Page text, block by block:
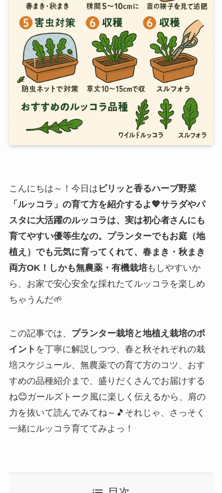
こんにちは～！今日は ピリッと香るハーブ野菜
「ルッコラ」の育て方を紹介するよ💖サラダやパ
スタに大活躍のルッコラは、実は初心者さんにも
育てやすい優等生なの。プランターでもお庭（地
植え）でも元気に育ってくれて、春まき・秋まき
両方OK！しかも無農薬・有機栽培もしやすいか
ら、お家で安心安全な採れたてルッコラを楽しめ
ちゃうんだ🌱
この記事では、 プランター栽培と地植え栽培のポ
イント を丁寧に解説しつつ、春と秋それぞれの栽
培スケジュール、無農薬での育て方のコツ、おす
すめの品種紹介まで、盛りだくさんでお届けする
ね😊ガールズトーク風に楽しく伝えるから、肩の
力を抜いて読んでみてね～🎵それじゃ、さっそく
一緒にルッコラ育ててみよっ！